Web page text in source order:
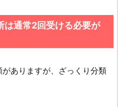
は通常2回受ける必要が
ありますが、ざっくり分類